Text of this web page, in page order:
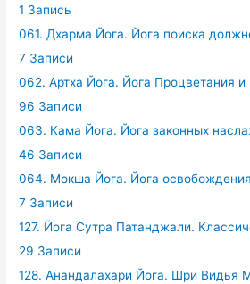
1 Запись
061. Дхарма Йога. Йога поиска
7 Записи
062. Артха Йога. Йога Процветания и
96 Записи
063. Кама Йога. Йога законных
46 Записи
064. Мокша Йога. Йога
7 Записи
127. Йога Сутра Патанджали.
29 Записи
128. Анандалахари Йога. Шри Видья